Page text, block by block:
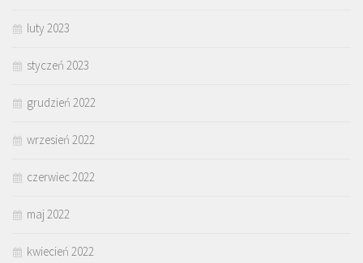
luty 2023
styczeń 2023
grudzień 2022
wrzesień 2022
czerwiec 2022
maj 2022
kwiecień 2022